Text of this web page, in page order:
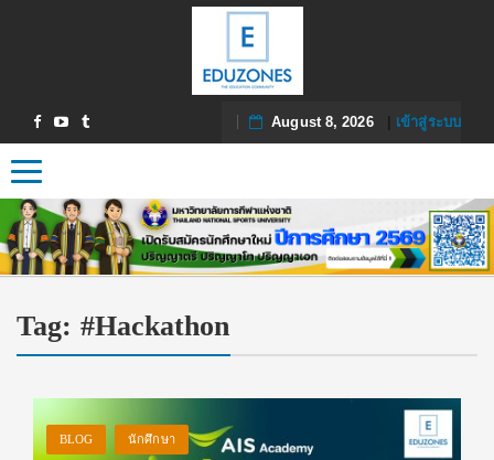
August 8, 2026| เข้าสู่ระบบ
Toggle navigation
Tag: #Hackathon
BLOG นักศึกษา